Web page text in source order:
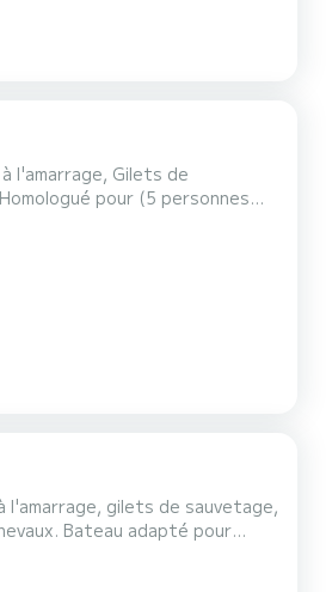
l'amarrage, Gilets de
pour (5 personnes
et créez des souvenirs...
l'amarrage, gilets de sauvetage,
Bateau adapté pour
Tenerife sous un...